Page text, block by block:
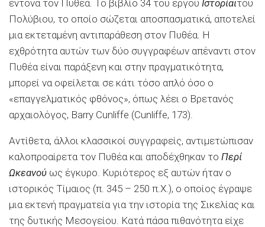
έντονα τον Πυθέα. Το βιβλίο 34 του έργου Ιστορίαιτου
Πολύβιου, το οποίο σώζεται αποσπασματικά, αποτελεί
μια εκτεταμένη αντιπαράθεση στον Πυθέα. Η
εχθρότητα αυτών των δύο συγγραφέων απέναντι στον
Πυθέα είναι παράξενη και στην πραγματικότητα,
μπορεί να οφείλεται σε κάτι τόσο απλό όσο ο
«επαγγελματικός φθόνος», όπως λέει ο Βρετανός
αρχαιολόγος, Barry Cunliffe (Cunliffe, 173).
Αντίθετα, άλλοι κλασσικοί συγγραφείς, αντιμετώπισαν
καλοπροαίρετα τον Πυθέα και αποδέχθηκαν το Περί
Ωκεανού ως έγκυρο. Κυριότερος εξ αυτών ήταν ο
ιστορικός Τίμαιος (π. 345 – 250 π.Χ.), ο οποίος έγραψε
μια εκτενή πραγματεία για την ιστορία της Σικελίας και
της δυτικής Μεσογείου. Κατά πάσα πιθανότητα είχε